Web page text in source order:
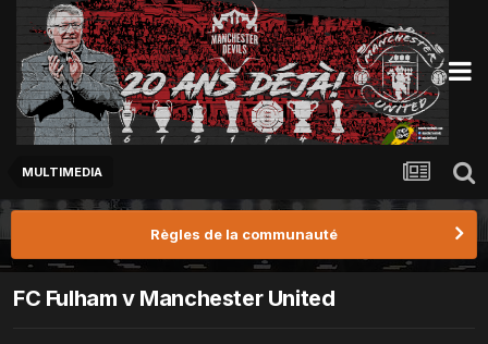
MULTIMEDIA
Règles de la communauté
FC Fulham v Manchester United